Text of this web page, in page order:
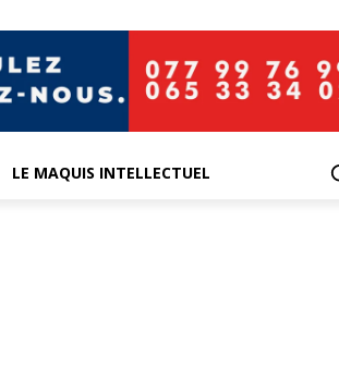
LE MAQUIS INTELLECTUEL